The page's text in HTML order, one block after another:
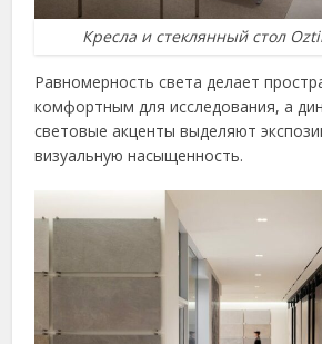
Кресла и стеклянный стол
Равномерность света делает
комфортным для исследования, а
световые акценты выделяют
визуальную насыщенность.